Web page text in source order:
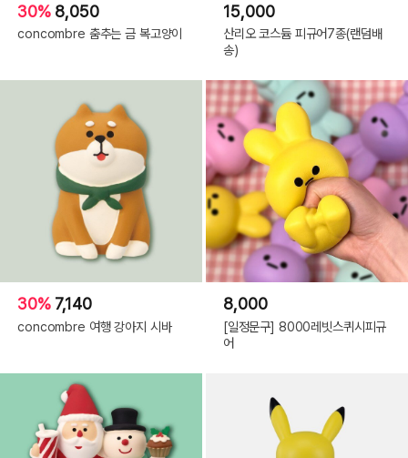
30% 8,050
concombre 춤추는 금 복고양이
15,000
산리오 코스듐 피규어7종(랜덤배
송)
30% 7,140
concombre 여행 강아지 시바
8,000
[일정문구] 8000레빗스퀴시피규
어